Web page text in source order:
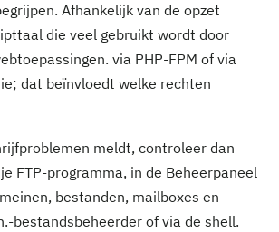
Afhankelijk van de opzet
die veel gebruikt wordt door
via PHP-FPM of via
dat beïnvloedt welke rechten
meldt, controleer dan
FTP-programma, in de Beheerpaneel
bestanden, mailboxes en
bestandsbeheerder of via de shell.